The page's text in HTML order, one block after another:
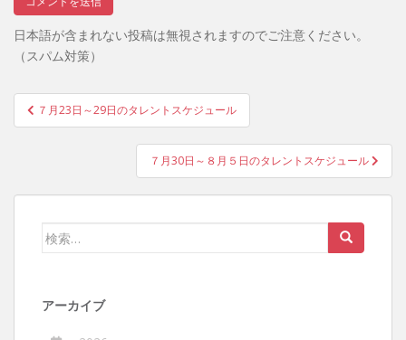
日本語が含まれない投稿は無視されますのでご注意ください。
（スパム対策）
投
稿
ゲ
７月23日～29日のタレントスケジュール
７月30日～８月５日のタレントスケジュール
検
アーカイブ